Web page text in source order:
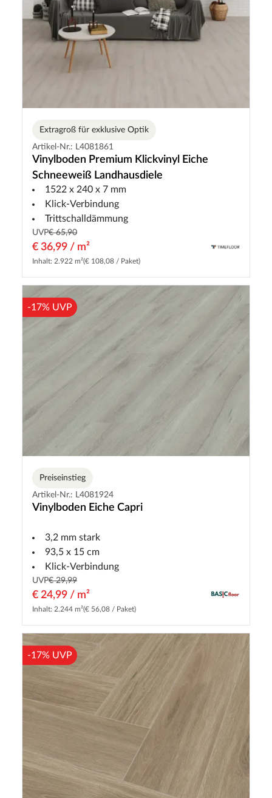
Extragroß für exklusive Optik
Artikel-Nr.: L4081861
Vinylboden Premium Klickvinyl Eiche
Schneeweiß Landhausdiele
1522 x 240 x 7 mm
Klick-Verbindung
Trittschalldämmung
UVP€ 65,90
€ 36,99 / m²
Inhalt: 2.922 m²(€ 108,08 / Paket)
-17% UVP
Preiseinstieg
Artikel-Nr.: L4081924
Vinylboden Eiche Capri
3,2 mm stark
93,5 x 15 cm
Klick-Verbindung
UVP€ 29,99
€ 24,99 / m²
Inhalt: 2.244 m²(€ 56,08 / Paket)
-17% UVP